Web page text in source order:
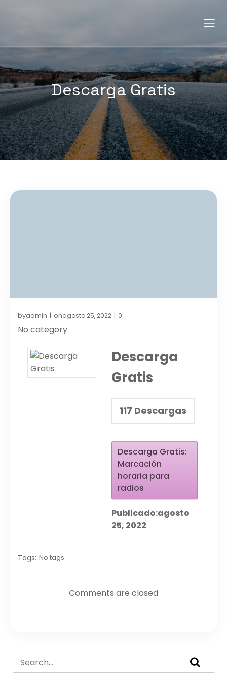
Descarga Gratis
byadmin | onagosto 25, 2022 | 0
No category
Descarga
Gratis
117 Descargas
Descarga Gratis:
Marcación
horaria para
radios
Publicado:agosto
25, 2022
Tags: No tags
Comments are closed